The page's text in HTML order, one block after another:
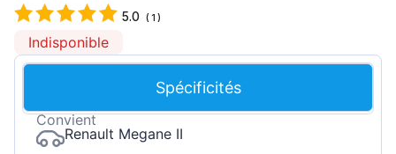
5.0 (1 )
Indisponible
Spécificités
Convient
Renault Megane II